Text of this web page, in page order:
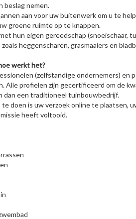
beslag nemen.
aan voor uw buitenwerk om u te
groene ruimte op te knappen.
hun eigen gereedschap (snoeischaar,
heggenscharen, grasmaaiers en
werkt het?
(zelfstandige ondernemers) en
Alle profielen zijn gecertificeerd om de
dan een traditioneel tuinbouwbedrijf.
doen is uw verzoek online te plaatsen,
heeft voltooid.